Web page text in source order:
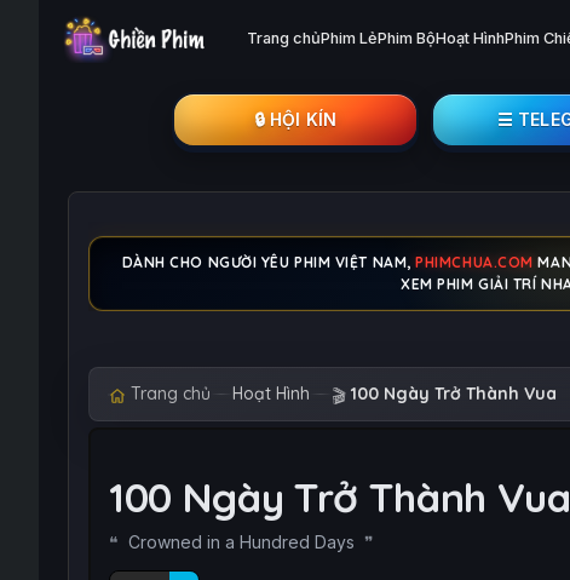
Trang chủPhim LẻPhim BộHoạt HìnhPhim
🔒︎ HỘI KÍN ☰
DÀNH CHO NGƯỜI YÊU PHIM VIỆT NAM,PHIMCHUA.COM
XEM PHIM GIẢI TRÍ
Trang chủ Hoạt Hình 🎬 100 Ngày Trở Thành Vua
100 Ngày Trở Thành Vua
Crowned in a Hundred Days